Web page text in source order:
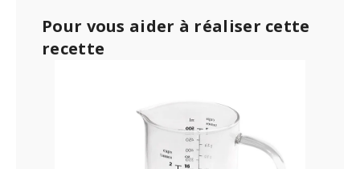
Pour vous aider à réaliser cette
recette